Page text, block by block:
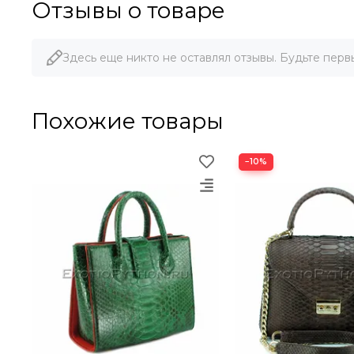
Отзывы о товаре
Здесь еще никто не оставлял отзывы. Будьте
Похожие товары
−10%